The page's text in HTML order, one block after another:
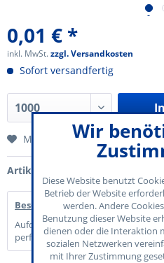
0,01 € *
inkl. MwSt.zzgl. Versandkosten
Sofort versandfertig
Merken
Artikel-Nr.:
Beschreibung
Aufdruck "Bier" Papier: 120 g/qm
perforiert 50... mehr
Wir
Diese Website benutzt
Betrieb der Website
werden. Andere
Benutzung dieser Website
dienen oder die Interaktion
sozialen Netzwerken
mit Ihrer Zustimmung